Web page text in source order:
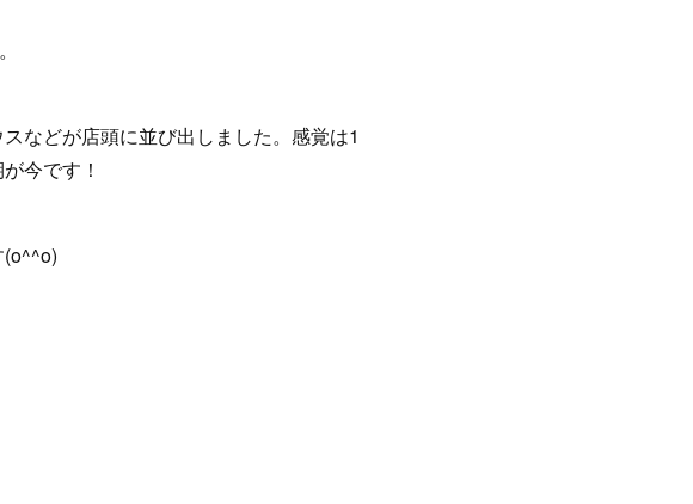
などが店頭に並び出しました。感覚は1
今です！